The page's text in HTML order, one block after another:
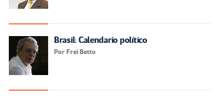
Brasil: Calendario político
Por Frei Betto